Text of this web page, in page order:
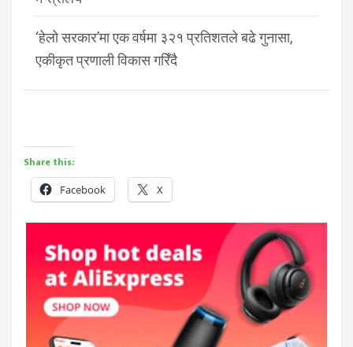
‘हेलो सरकार’मा एक वर्षमा ३२१ प्रतिशतले बढे गुनासा,
एकीकृत प्रणाली विकास गरिँदै
Share this:
Facebook X